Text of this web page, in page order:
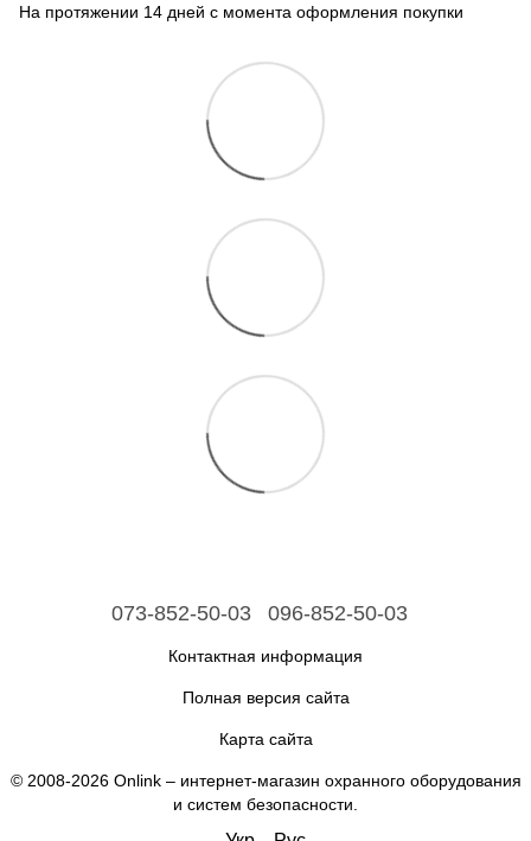
На протяжении 14 дней с момента оформления покупки
073-852-50-03 096-852-50-03
Контактная информация
Полная версия сайта
Карта сайта
© 2008-2026 Onlink – интернет-магазин охранного оборудования
и систем безопасности